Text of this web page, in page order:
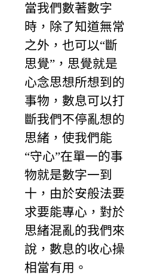
當我們數著數字
時，除了知道無常
之外，也可以“斷
思覺”，思覺就是
心念思想所想到的
事物，數息可以打
斷我們不停亂想的
思緒，使我們能
“守心”在單一的事
物就是數字一到
十，由於安般法要
求要能專心，對於
思緒混亂的我們來
說，數息的收心操
相當有用。